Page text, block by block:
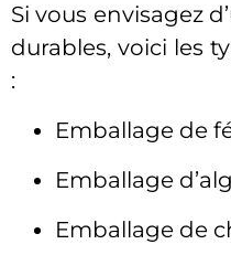
Si vous envisagez
durables, voici les
:
Emballage de
Emballage
Emballage de